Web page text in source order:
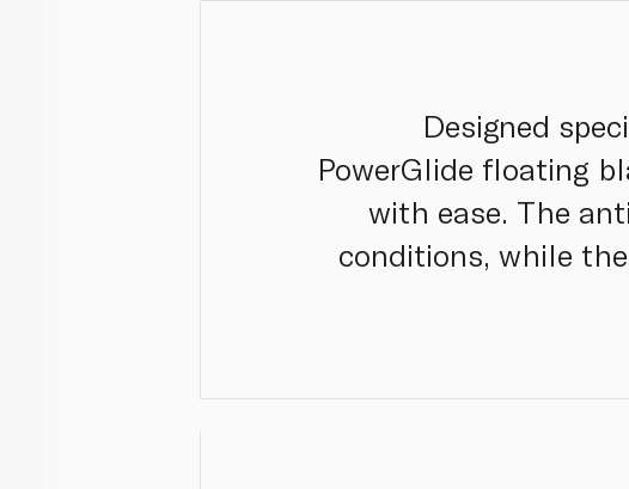
Designed
PowerGlide floating
with ease. The
conditions, while